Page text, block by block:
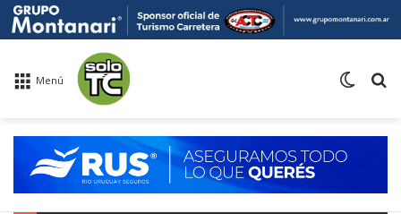
Menú